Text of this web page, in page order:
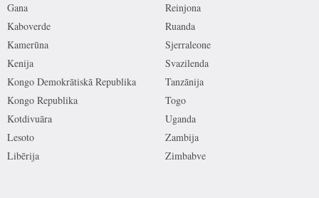
Gana
Kaboverde
Kamerūna
Kenija
Kongo Demokrātiskā Republika
Kongo Republika
Kotdivuāra
Lesoto
Libērija
Reinjona
Ruanda
Sjerraleone
Svazilenda
Tanzānija
Togo
Uganda
Zambija
Zimbabve